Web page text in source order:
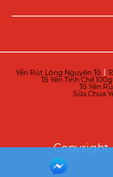
Yến Rút Lông Nguyên Tổ|
Tổ Yến Tinh Chế
Tổ Yến
Sữa Chua
Copyright